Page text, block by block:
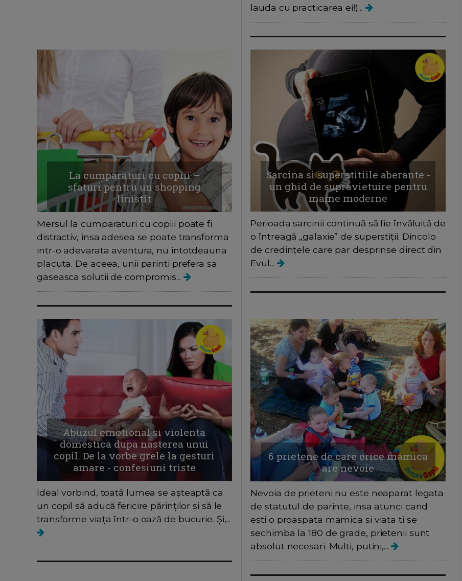
lauda cu practicarea ei!)...
La cumparaturi cu copiii –
sfaturi pentru un shopping
linistit
Mersul la cumparaturi cu copiii poate fi
distractiv, insa adesea se poate transforma
intr-o adevarata aventura, nu intotdeauna
placuta. De aceea, unii parinti prefera sa
gaseasca solutii de compromis...
Sarcina si superstitiile aberante -
un ghid de supravietuire pentru
mame moderne
Perioada sarcinii continuă să fie învăluită de
o întreagă „galaxie” de superstiții. Dincolo
de credințele care par desprinse direct din
Evul...
Abuzul emotional si violenta
domestica dupa nasterea unui
copil. De la vorbe grele la gesturi
amare - confesiuni triste
Ideal vorbind, toată lumea se așteaptă ca
un copil să aducă fericire părinților și să le
transforme viața într-o oază de bucurie. Și,...
6 prietene de care orice mamica
are nevoie
Nevoia de prieteni nu este neaparat legata
de statutul de parinte, insa atunci cand
esti o proaspata mamica si viata ti se
sechimba la 180 de grade, prietenii sunt
absolut necesari. Multi, putini,...